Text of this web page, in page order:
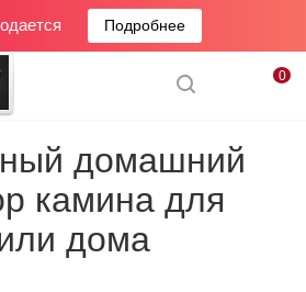
Подробнее
0
домашний
камина для
дома